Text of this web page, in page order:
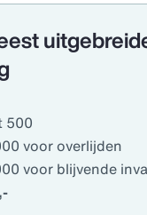
500
voor overlijden
voor blijvende